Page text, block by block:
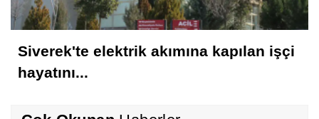
Siverek'te elektrik akımına kapılan işçi
hayatını...